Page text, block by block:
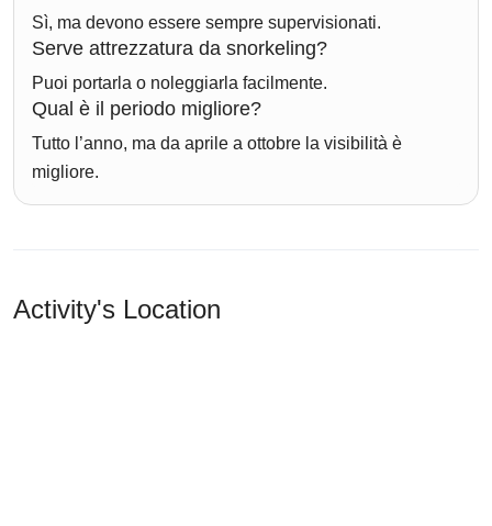
Sì, ma devono essere sempre supervisionati.
Serve attrezzatura da snorkeling?
Puoi portarla o noleggiarla facilmente.
Qual è il periodo migliore?
Tutto l’anno, ma da aprile a ottobre la visibilità è
migliore.
Activity's Location